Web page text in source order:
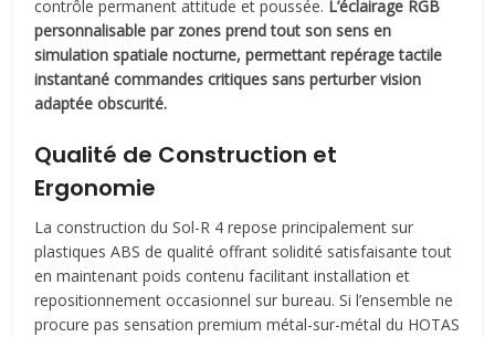
contrôle permanent attitude et poussée. L’éclairage RGB
personnalisable par zones prend tout son sens en
simulation spatiale nocturne, permettant repérage tactile
instantané commandes critiques sans perturber vision
adaptée obscurité.
Qualité de Construction et
Ergonomie
La construction du Sol-R 4 repose principalement sur
plastiques ABS de qualité offrant solidité satisfaisante tout
en maintenant poids contenu facilitant installation et
repositionnement occasionnel sur bureau. Si l’ensemble ne
procure pas sensation premium métal-sur-métal du HOTAS